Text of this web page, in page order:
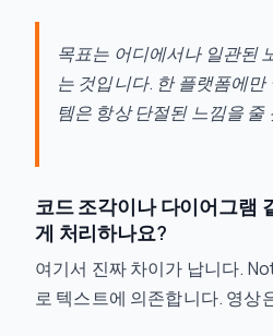
목표는 어디에서나 일관된
는 것입니다. 한 플랫폼에
템은 항상 단절된 느낌을 줄
코드 조각이나 다이어그램
게 처리하나요?
여기서 진짜 차이가 납니다.
로 텍스트에 의존합니다. 영상